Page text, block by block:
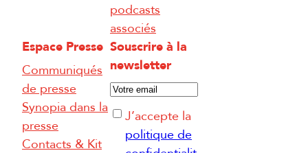
podcasts
associés
Espace Presse
Communiqués
de presse
Synopia dans la
presse
Contacts & Kit
Souscrire à la
newsletter
E
-R J’accepte la
politique de